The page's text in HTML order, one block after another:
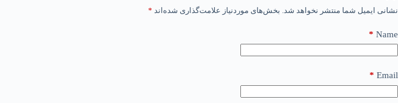
نشانی ایمیل شما منتشر نخواهد شد. بخش‌های موردنیاز علامت‌گذاری شده‌اند *
Name
*
Email
*